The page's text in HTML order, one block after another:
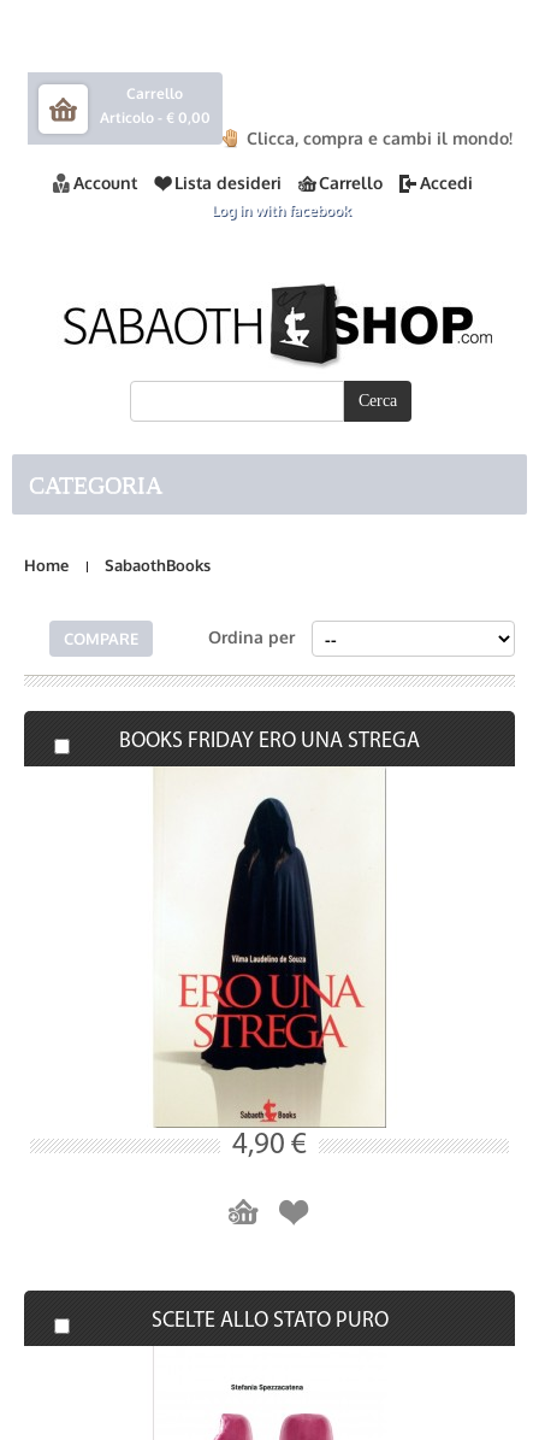
Carrello
Articolo - € 0,00
Clicca, compra e cambi il mondo!
Account Lista desideri Carrello Accedi
Log in with facebook
CATEGORIA
Home SabaothBooks
Ordina per
BOOKS FRIDAY ERO UNA STREGA
4,90 €
SCELTE ALLO STATO PURO